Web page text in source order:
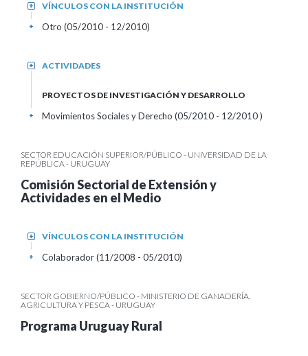
VÍNCULOS CON LA INSTITUCIÓN
+
Otro (05/2010 - 12/2010)
+
ACTIVIDADES
+
PROYECTOS DE INVESTIGACIÓN Y DESARROLLO
Movimientos Sociales y Derecho (05/2010 - 12/2010 )
+
SECTOR EDUCACIÓN SUPERIOR/PÚBLICO - UNIVERSIDAD DE LA
REPÚBLICA - URUGUAY
Comisión Sectorial de Extensión y
Actividades en el Medio
VÍNCULOS CON LA INSTITUCIÓN
+
Colaborador (11/2008 - 05/2010)
+
SECTOR GOBIERNO/PÚBLICO - MINISTERIO DE GANADERÍA,
AGRICULTURA Y PESCA - URUGUAY
Programa Uruguay Rural